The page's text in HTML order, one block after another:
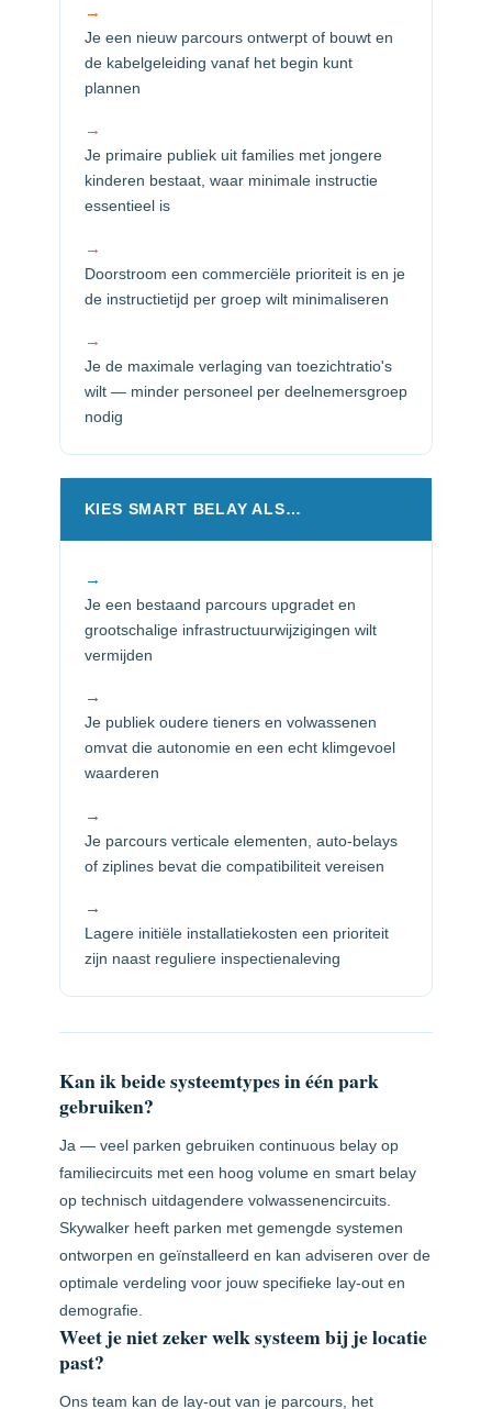
→
Je een nieuw parcours ontwerpt of bouwt en
de kabelgeleiding vanaf het begin kunt
plannen
→
Je primaire publiek uit families met jongere
kinderen bestaat, waar minimale instructie
essentieel is
→
Doorstroom een commerciële prioriteit is en je
de instructietijd per groep wilt minimaliseren
→
Je de maximale verlaging van toezichtratio's
wilt — minder personeel per deelnemersgroep
nodig
KIES SMART BELAY ALS…
→
Je een bestaand parcours upgradet en
grootschalige infrastructuurwijzigingen wilt
vermijden
→
Je publiek oudere tieners en volwassenen
omvat die autonomie en een echt klimgevoel
waarderen
→
Je parcours verticale elementen, auto-belays
of ziplines bevat die compatibiliteit vereisen
→
Lagere initiële installatiekosten een prioriteit
zijn naast reguliere inspectienaleving
Kan ik beide systeemtypes in één park
gebruiken?
Ja — veel parken gebruiken continuous belay op
familiecircuits met een hoog volume en smart belay
op technisch uitdagendere volwassenencircuits.
Skywalker heeft parken met gemengde systemen
ontworpen en geïnstalleerd en kan adviseren over de
optimale verdeling voor jouw specifieke lay-out en
demografie.
Weet je niet zeker welk systeem bij je locatie
past?
Ons team kan de lay-out van je parcours, het